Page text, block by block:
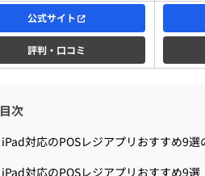
公式サイト
評判・口コミ
目次
iPad対応のPOSレジアプリおすすめ9選
iPad対応のPOSレジアプリおすすめ9選